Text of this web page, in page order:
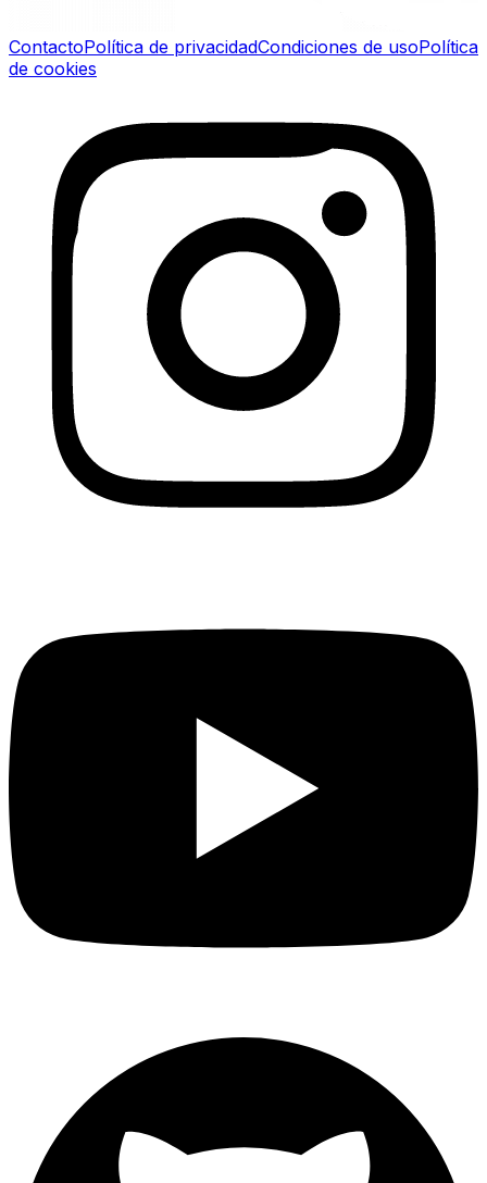
ContactoPolítica de privacidadCondiciones de usoPolítica
de cookies